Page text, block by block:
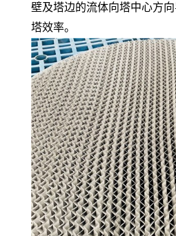
壁及塔边的流体向塔中心方
塔效率。